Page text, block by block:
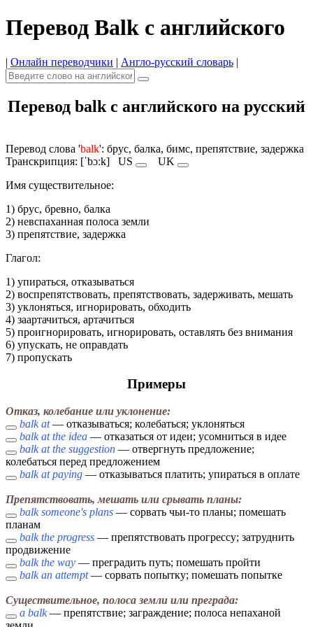
Перевод Balk с английского
| Онлайн переводчики | Англо-русский словарь |
Перевод balk с английского на русский
Перевод слова 'balk': брус, балка, бимс, препятствие, задержка
Транскрипция: [ˈbɔːk] US
UK
Имя cуществительное:
1) брус, бревно, балка
2) невспаханная полоса земли
3) препятствие, задержка
Глагол:
1) упираться, отказываться
2) воспрепятствовать, препятствовать, задерживать, мешать
3) уклоняться, игнорировать, обходить
4) заартачиться, артачиться
5) проигнорировать, игнорировать, оставлять без внимания
6) упускать, не оправдать
7) пропускать
Примеры
Отказ, колебание или уклонение:
balk at— отказываться; колебаться; уклоняться
balk at the idea — отказаться от идеи; усомниться в идее
balk at the suggestion — отвергнуть предложение;
колебаться перед предложением
balk at paying — отказываться платить; упираться в оплате
Препятствовать, мешать или срывать планы:
balk someone's plans — сорвать чьи-то планы; помешать
планам
balk the progress — препятствовать прогрессу; затруднить
продвижение
balk the way — преградить путь; помешать пройти
balk an attempt— сорвать попытку; помешать попытке
Существительное, полоса земли или преграда:
a balk— препятствие; заграждение; полоса непаханой